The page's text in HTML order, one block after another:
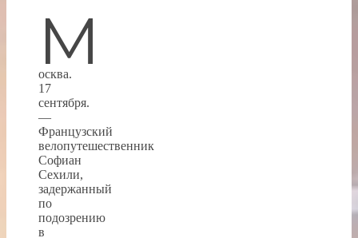
М
осква.
17
сентября.
—
Французский
велопутешественник
Софиан
Сехили,
задержанный
по
подозрению
в